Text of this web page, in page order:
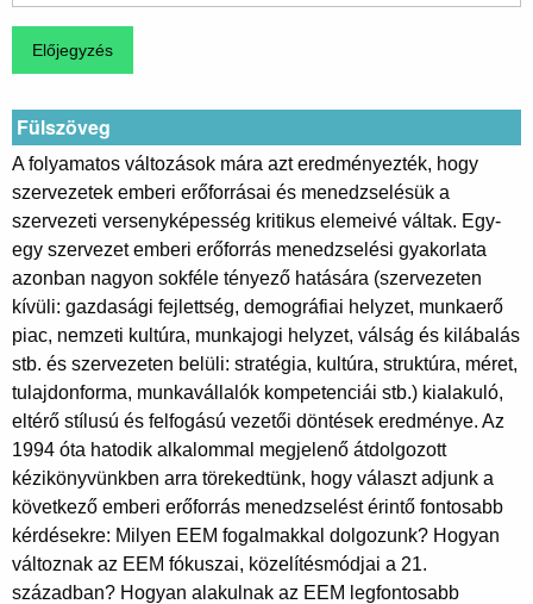
Fülszöveg
A folyamatos változások mára azt eredményezték, hogy
szervezetek emberi erőforrásai és menedzselésük a
szervezeti versenyképesség kritikus elemeivé váltak. Egy-
egy szervezet emberi erőforrás menedzselési gyakorlata
azonban nagyon sokféle tényező hatására (szervezeten
kívüli: gazdasági fejlettség, demográfiai helyzet, munkaerő
piac, nemzeti kultúra, munkajogi helyzet, válság és kilábalás
stb. és szervezeten belüli: stratégia, kultúra, struktúra, méret,
tulajdonforma, munkavállalók kompetenciái stb.) kialakuló,
eltérő stílusú és felfogású vezetői döntések eredménye. Az
1994 óta hatodik alkalommal megjelenő átdolgozott
kézikönyvünkben arra törekedtünk, hogy választ adjunk a
következő emberi erőforrás menedzselést érintő fontosabb
kérdésekre: Milyen EEM fogalmakkal dolgozunk? Hogyan
változnak az EEM fókuszai, közelítésmódjai a 21.
században? Hogyan alakulnak az EEM legfontosabb